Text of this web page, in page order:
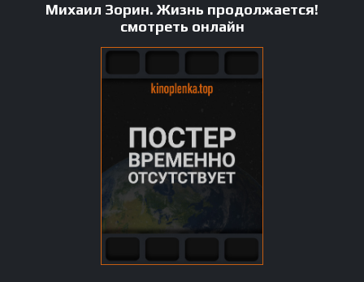
Михаил Зорин. Жизнь продолжается!
смотреть онлайн